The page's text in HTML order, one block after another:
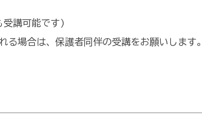
講可能です)
場合は、保護者同伴の受講をお願いします。